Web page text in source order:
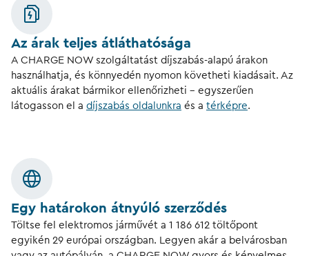
Az árak teljes átláthatósága
A CHARGE NOW szolgáltatást díjszabás-alapú árakon
használhatja, és könnyedén nyomon követheti kiadásait. Az
aktuális árakat bármikor ellenőrizheti – egyszerűen
látogasson el a díjszabás oldalunkra és a térképre.
Egy határokon átnyúló szerződés
Töltse fel elektromos járművét a 1 186 612 töltőpont
egyikén 29 európai országban. Legyen akár a belvárosban